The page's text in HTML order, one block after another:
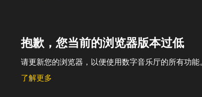
抱歉，您当前的浏览器版本过低
请更新您的浏览器，以便使用数字音乐厅的所有功能。
了解更多